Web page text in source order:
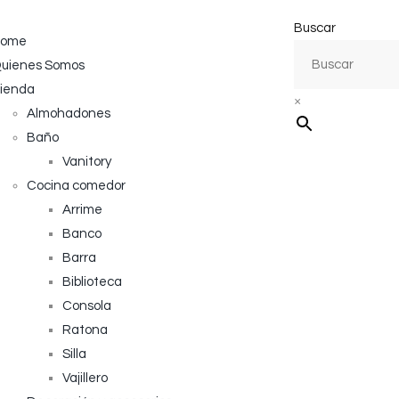
Somos
Almohadones
Baño
Vanitory
Cocina comedor
Arrime
Banco
Barra
Biblioteca
Consola
Ratona
Silla
Vajillero
Buscar
×